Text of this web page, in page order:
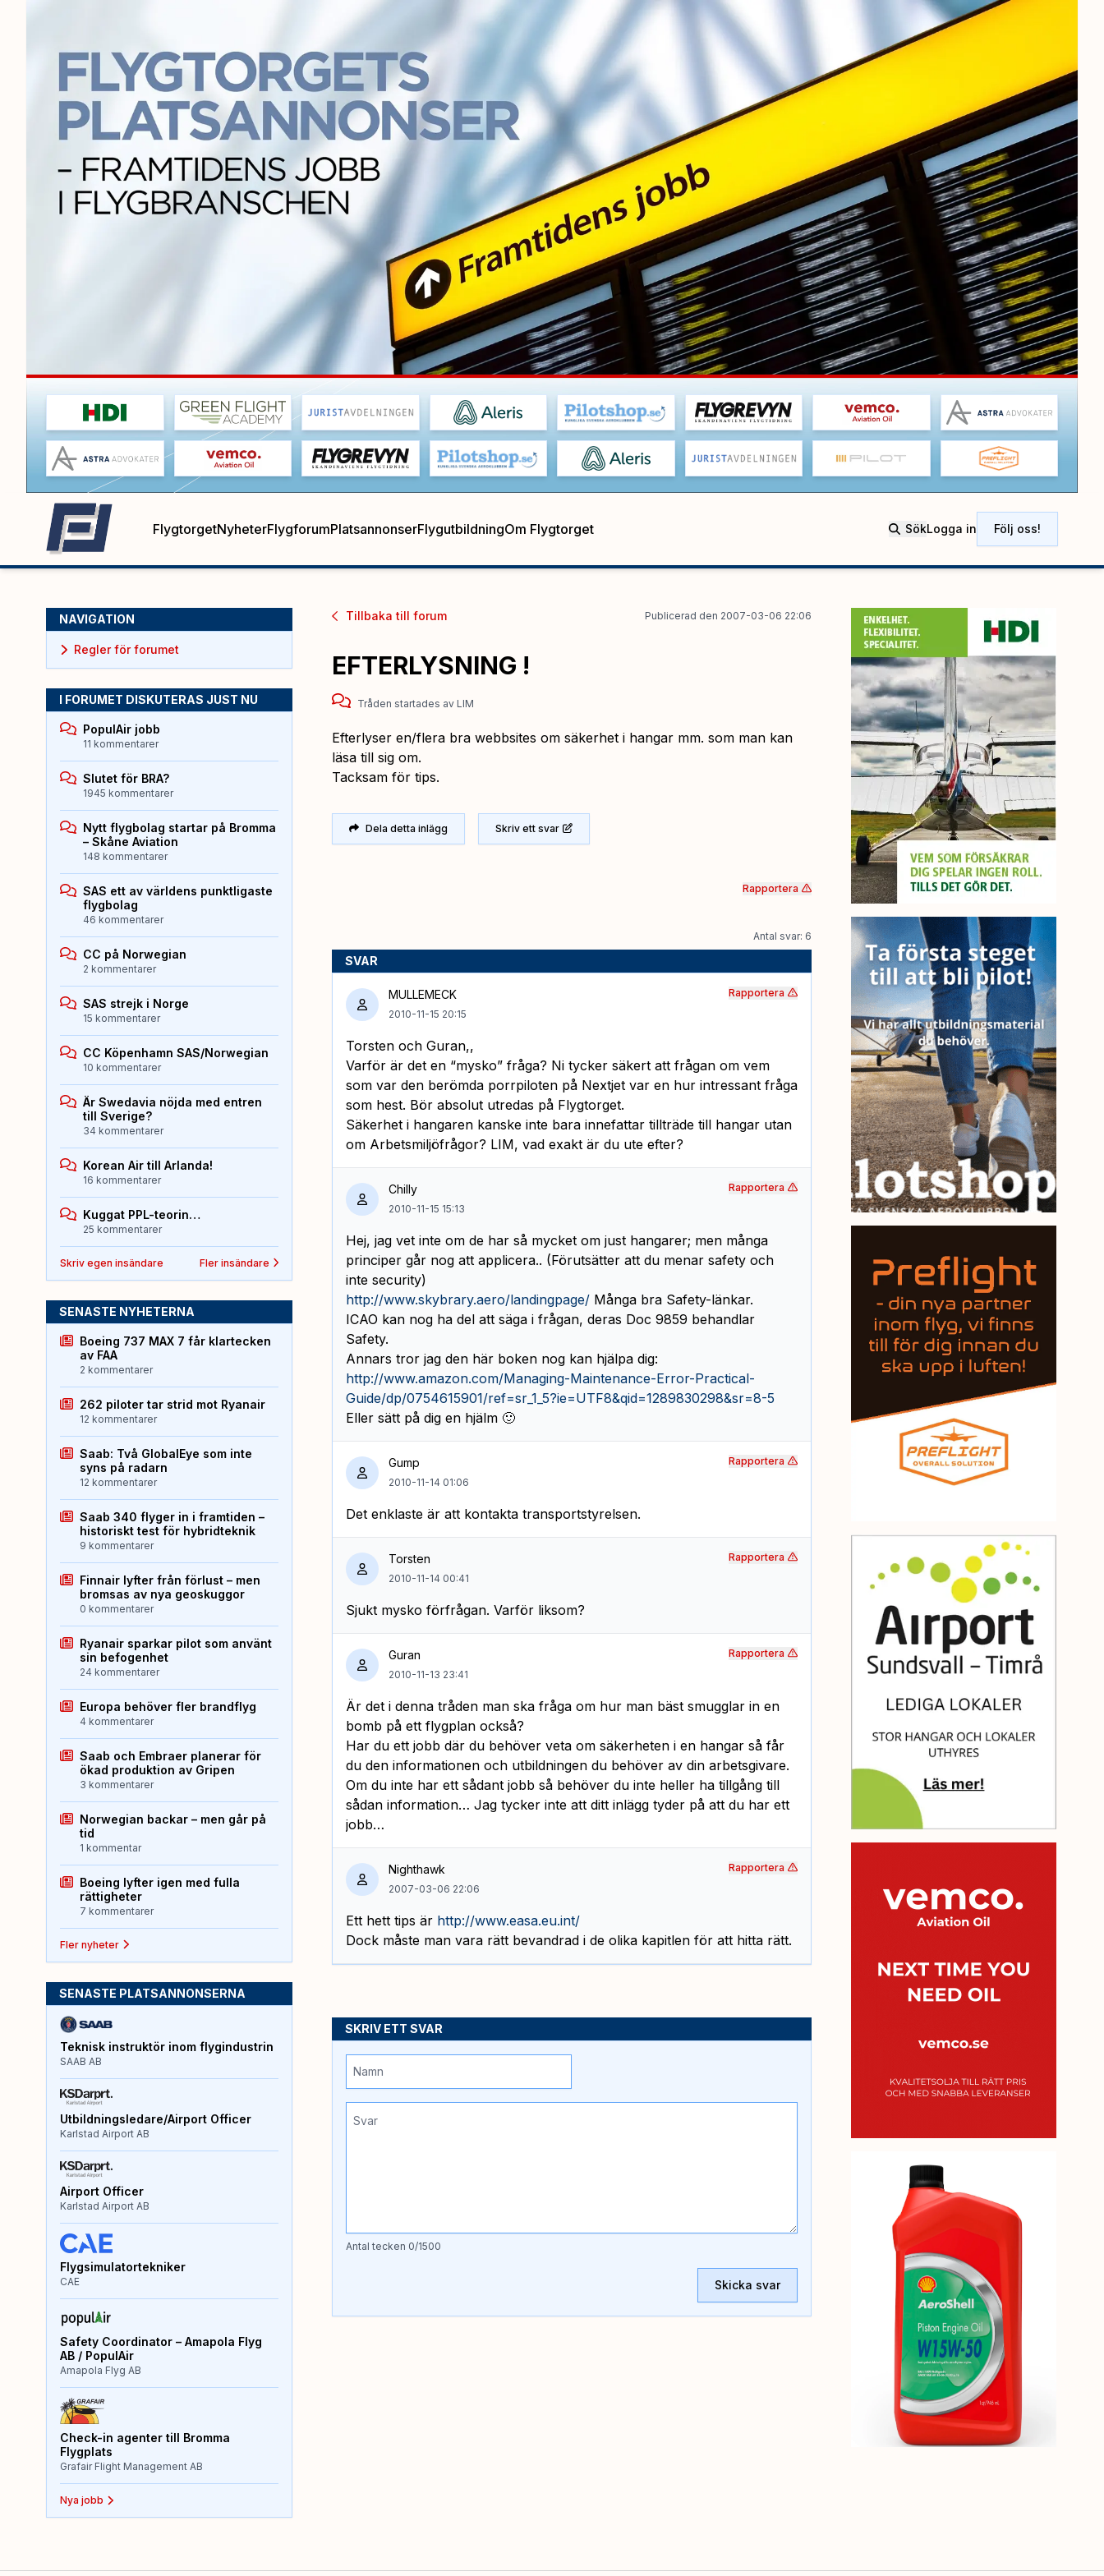
FlygtorgetNyheterFlygforumPlatsannonserFlygutbildningOm Flygtorget SökLogga in Följ oss!
Tillbaka till forum Publicerad den 2007-03-06 22:06
EFTERLYSNING !
Tråden startades av LIM
Efterlyser en/flera bra webbsites om säkerhet i hangar mm. som man kan
läsa till sig om.
Tacksam för tips.
Dela detta inlägg Skriv ett svar
Rapportera
Antal svar: 6
SVAR
MULLEMECK
2010-11-15 20:15
Torsten och Guran,,
Varför är det en “mysko” fråga? Ni tycker säkert att frågan om vem
som var den berömda porrpiloten på Nextjet var en hur intressant fråga
som hest. Bör absolut utredas på Flygtorget.
Säkerhet i hangaren kanske inte bara innefattar tillträde till hangar utan
om Arbetsmiljöfrågor? LIM, vad exakt är du ute efter?
Rapportera
Chilly
2010-11-15 15:13
Hej, jag vet inte om de har så mycket om just hangarer; men många
principer går nog att applicera.. (Förutsätter att du menar safety och
inte security)
http://www.skybrary.aero/landingpage/ Många bra Safety-länkar.
ICAO kan nog ha del att säga i frågan, deras Doc 9859 behandlar
Safety.
Annars tror jag den här boken nog kan hjälpa dig:
http://www.amazon.com/Managing-Maintenance-Error-Practical-
Guide/dp/0754615901/ref=sr_1_5?ie=UTF8&qid=1289830298&sr=8-5
Eller sätt på dig en hjälm 🙂
Rapportera
Gump
2010-11-14 01:06
Det enklaste är att kontakta transportstyrelsen.
Rapportera
Torsten
2010-11-14 00:41
Sjukt mysko förfrågan. Varför liksom?
Rapportera
Guran
2010-11-13 23:41
Är det i denna tråden man ska fråga om hur man bäst smugglar in en
bomb på ett flygplan också?
Har du ett jobb där du behöver veta om säkerheten i en hangar så får
du den informationen och utbildningen du behöver av din arbetsgivare.
Om du inte har ett sådant jobb så behöver du inte heller ha tillgång till
sådan information… Jag tycker inte att ditt inlägg tyder på att du har ett
jobb…
Rapportera
Nighthawk
2007-03-06 22:06
Ett hett tips är http://www.easa.eu.int/
Dock måste man vara rätt bevandrad i de olika kapitlen för att hitta rätt.
Rapportera
SKRIV ETT SVAR
Antal tecken 0/1500
Skicka svar
NAVIGATION
Regler för forumet
I FORUMET DISKUTERAS JUST NU
PopulAir jobb
11 kommentarer
Slutet för BRA?
1945 kommentarer
Nytt flygbolag startar på Bromma
– Skåne Aviation
148 kommentarer
SAS ett av världens punktligaste
flygbolag
46 kommentarer
CC på Norwegian
2 kommentarer
SAS strejk i Norge
15 kommentarer
CC Köpenhamn SAS/Norwegian
10 kommentarer
Är Swedavia nöjda med entren
till Sverige?
34 kommentarer
Korean Air till Arlanda!
16 kommentarer
Kuggat PPL-teorin…
25 kommentarer
Skriv egen insändare Fler insändare
SENASTE NYHETERNA
Boeing 737 MAX 7 får klartecken
av FAA
2 kommentarer
262 piloter tar strid mot Ryanair
12 kommentarer
Saab: Två GlobalEye som inte
syns på radarn
12 kommentarer
Saab 340 flyger in i framtiden –
historiskt test för hybridteknik
9 kommentarer
Finnair lyfter från förlust – men
bromsas av nya geoskuggor
0 kommentarer
Ryanair sparkar pilot som använt
sin befogenhet
24 kommentarer
Europa behöver fler brandflyg
4 kommentarer
Saab och Embraer planerar för
ökad produktion av Gripen
3 kommentarer
Norwegian backar – men går på
tid
1 kommentar
Boeing lyfter igen med fulla
rättigheter
7 kommentarer
Fler nyheter
SENASTE PLATSANNONSERNA
Teknisk instruktör inom flygindustrin
SAAB AB
Utbildningsledare/Airport Officer
Karlstad Airport AB
Airport Officer
Karlstad Airport AB
Flygsimulatortekniker
CAE
Safety Coordinator – Amapola Flyg
AB / PopulAir
Amapola Flyg AB
Check-in agenter till Bromma
Flygplats
Grafair Flight Management AB
Nya jobb